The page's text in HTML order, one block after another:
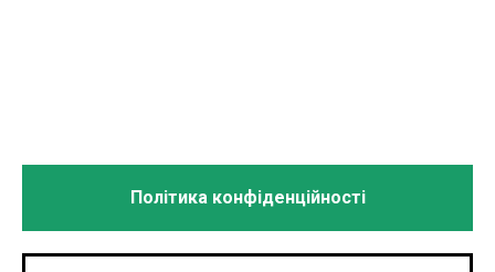
Політика конфіденційності